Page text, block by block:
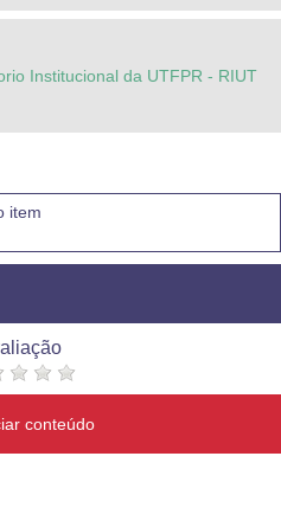
Institucional da UTFPR - RIUT
item
conteúdo